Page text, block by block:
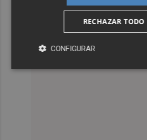
RECHAZAR TODO
CONFIGURAR